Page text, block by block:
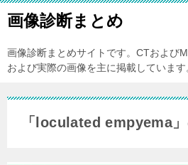
画像診断まとめ
画像診断まとめサイトです。CTおよび
および実際の画像を主に掲載しています
「loculated empyema